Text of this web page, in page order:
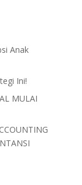
Anak
Ini!
MULAI